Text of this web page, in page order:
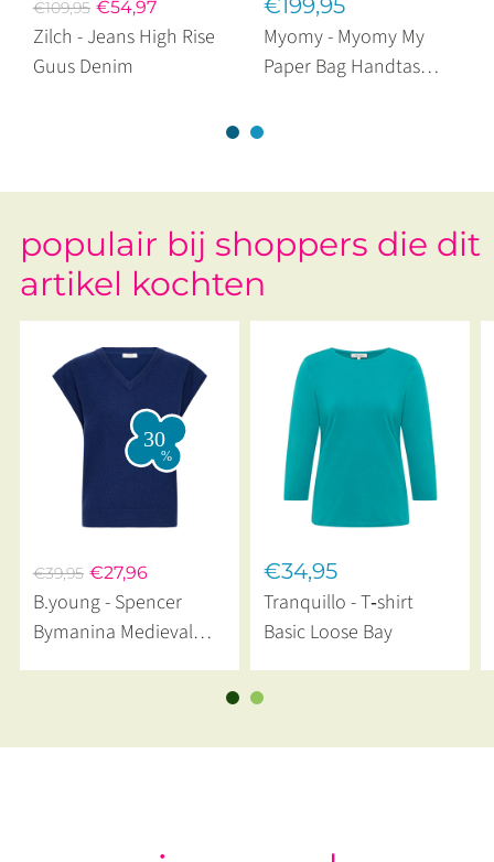
€109,95 €54,97
Zilch - Jeans High Rise
Guus Denim
€199,95
Myomy - Myomy My
Paper Bag Handtas
populair bij shoppers die dit
artikel kochten
€39,95 €27,96
B.young - Spencer
Bymanina Medieval
€34,95
Tranquillo - T‑shirt
Basic Loose Bay